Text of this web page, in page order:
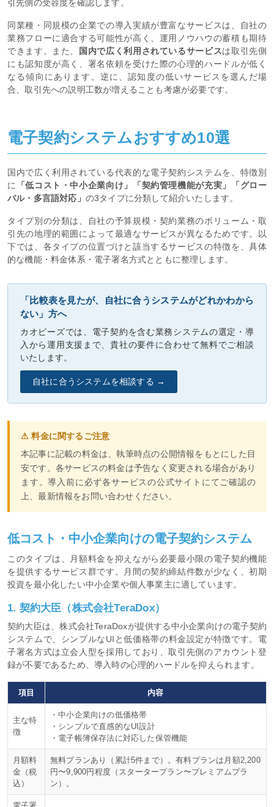
引先側の受容度を確認します。
同業種・同規模の企業での導入実績が豊富なサービスは、自社の
業務フローに適合する可能性が高く、運用ノウハウの蓄積も期待
できます。また、
国内で広く利用されているサービスは取引先側
にも認知度が高く、署名依頼を受けた際の心理的ハードルが低く
なる傾向にあります。逆に、認知度の低いサービスを選んだ場
合、取引先への説明工数が増えることも考慮が必要です。
電子契約システムおすすめ10選
国内で広く利用されている代表的な電子契約システムを、特徴別
に
「低コスト・中小企業向け」「契約管理機能が充実」「グロー
バル・多言語対応」 の3タイプに分類して紹介いたします。
タイプ別の分類は、自社の予算規模・契約業務のボリューム・取
引先の地理的範囲によって最適なサービスが異なるためです。以
下では、各タイプの位置づけと該当するサービスの特徴を、具体
的な機能・料金体系・電子署名方式とともに整理します。
「比較表を見たが、自社に合うシステムがどれかわから
ない」方へ
カオピーズでは、電子契約を含む業務システムの選定・導
入から運用支援まで、貴社の要件に合わせて無料でご相談
いたします。
自社に合うシステムを相談する →
⚠ 料金に関するご注意
本記事に記載の料金は、執筆時点の公開情報をもとにした目
安です。各サービスの料金は予告なく変更される場合があり
ます。導入前に必ず各サービスの公式サイトにてご確認の
上、最新情報をお問い合わせください。
低コスト・中小企業向けの電子契約システム
このタイプは、月額料金を抑えながら必要最小限の電子契約機能
を提供するサービス群です。月間の契約締結件数が少なく、初期
投資を最小化したい中小企業や個人事業主に適しています。
1. 契約大臣（株式会社TeraDox）
契約大臣は、株式会社TeraDoxが提供する中小企業向けの電子契約
システムで、シンプルなUIと低価格帯の料金設定が特徴です。電
子署名方式は立会人型を採用しており、取引先側のアカウント登
録が不要であるため、導入時の心理的ハードルを抑えられます。
項目 内容
主な特
徴
・中小企業向けの低価格帯
・シンプルで直感的なUI設計
・電子帳簿保存法に対応した保管機能
月額料
金（税
込）
無料プランあり（累計5件まで）。有料プランは月額2,200
円〜9,900円程度（スタータープラン〜プレミアムプラ
ン）。